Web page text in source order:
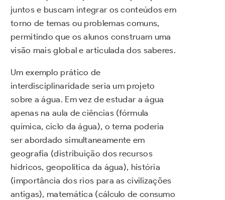
juntos e buscam integrar os conteúdos em
torno de temas ou problemas comuns,
permitindo que os alunos construam uma
visão mais global e articulada dos saberes.
Um exemplo prático de
interdisciplinaridade seria um projeto
sobre a água. Em vez de estudar a água
apenas na aula de ciências (fórmula
química, ciclo da água), o tema poderia
ser abordado simultaneamente em
geografia (distribuição dos recursos
hídricos, geopolítica da água), história
(importância dos rios para as civilizações
antigas), matemática (cálculo de consumo